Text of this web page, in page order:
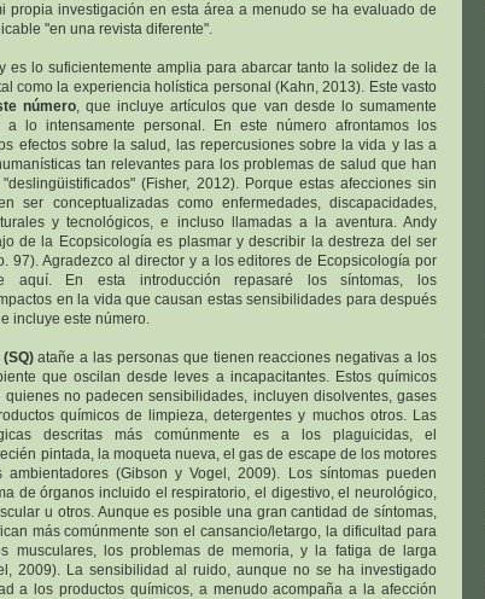
propia investigación en esta área a menudo se ha evaluado de
"en una revista diferente".
es lo suficientemente amplia para abarcar tanto la solidez de la
como la experiencia holística personal (Kahn, 2013). Este vasto
número, que incluye artículos que van desde lo sumamente
lo intensamente personal. En este número afrontamos los
efectos sobre la salud, las repercusiones sobre la vida y las a
tan relevantes para los problemas de salud que han
(Fisher, 2012). Porque estas afecciones sin
ser conceptualizadas como enfermedades, discapacidades,
y tecnológicos, e incluso llamadas a la aventura. Andy
de la Ecopsicología es plasmar y describir la destreza del ser
97). Agradezco al director y a los editores de Ecopsicología por
aquí. En esta introducción repasaré los síntomas, los
en la vida que causan estas sensibilidades para después
incluye este número.
atañe a las personas que tienen reacciones negativas a los
que oscilan desde leves a incapacitantes. Estos químicos
no padecen sensibilidades, incluyen disolventes, gases
químicos de limpieza, detergentes y muchos otros. Las
descritas más comúnmente es a los plaguicidas, el
pintada, la moqueta nueva, el gas de escape de los motores
(Gibson y Vogel, 2009). Los síntomas pueden
de órganos incluido el respiratorio, el digestivo, el neurológico,
u otros. Aunque es posible una gran cantidad de síntomas,
más comúnmente son el cansancio/letargo, la dificultad para
musculares, los problemas de memoria, y la fatiga de larga
2009). La sensibilidad al ruido, aunque no se ha investigado
a los productos químicos, a menudo acompaña a la afección